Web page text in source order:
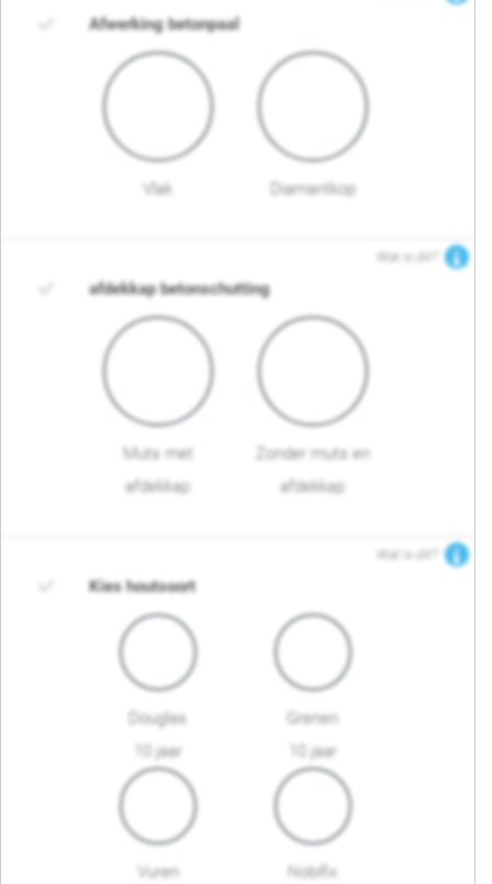
Afwerking betonpaal
Vlak Diamantkop
Wat is dit?
afdekkap betonschutting
Muts met
afdekkap
Zonder muts en
afdekkap
Wat is dit?
Kies houtsoort
Douglas
10 jaar
Grenen
10 jaar
Vuren
Nobifix